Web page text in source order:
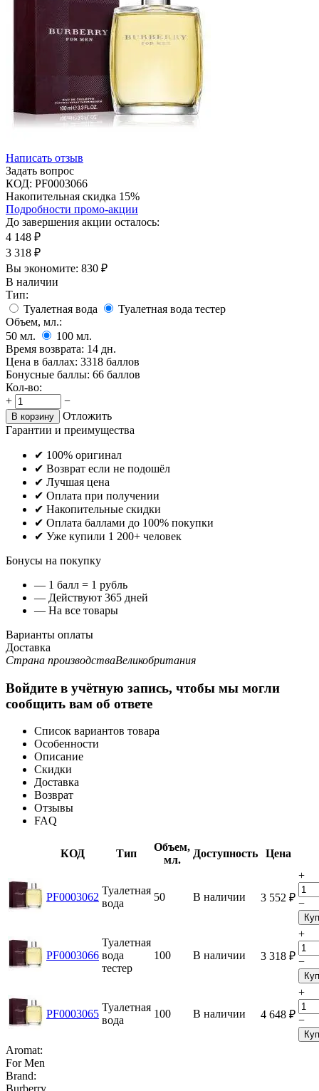
Написать отзыв
Задать вопрос
КОД: PF0003066
Накопительная скидка 15%
Подробности промо-акции
До завершения акции осталось:
4 148 ₽
3 318 ₽
Вы экономите: 830 ₽
В наличии
Тип:
Туалетная вода
Туалетная вода тестер
Объем, мл.:
50 мл. 100 мл.
Время возврата: 14 дн.
Цена в баллах: 3318 баллов
Бонусные баллы: 66 баллов
Кол-во:
+
−
В корзину
Отложить
Гарантии и преимущества
✔ 100% оригинал
✔ Возврат если не подошёл
✔ Лучшая цена
✔ Оплата при получении
✔ Накопительные скидки
✔ Оплата баллами до 100% покупки
✔ Уже купили 1 200+ человек
Бонусы на покупку
— 1 балл = 1 рубль
— Действуют 365 дней
— На все товары
Варианты оплаты
Доставка
Страна производстваВеликобритания
Войдите в учётную запись, чтобы мы могли
сообщить вам об ответе
Список вариантов товара
Особенности
Описание
Скидки
Доставка
Возврат
Отзывы
FAQ
КОД Тип
Объем,
мл.
Доступность Цена
PF0003062
Туалетная
вода
50 В наличии 3 552 ₽
+
−
PF0003066
Туалетная
вода
тестер
100 В наличии 3 318 ₽
+
−
PF0003065
Туалетная
вода
100 В наличии 4 648 ₽
+
−
Aromat:
For Men
Brand: